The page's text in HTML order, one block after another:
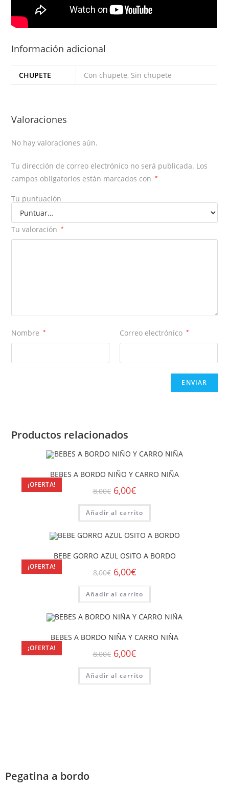
Información adicional
CHUPETE Con chupete, Sin chupete
Valoraciones
No hay valoraciones aún.
Tu dirección de correo electrónico no será publicada. Los
campos obligatorios están marcados con
*
Tu puntuación
Tu valoración *
Nombre * Correo electrónico *
Productos relacionados
¡OFERTA!
BEBES A BORDO NIÑO Y CARRO NIÑA
8,00€ 6,00€
Añadir al carrito
¡OFERTA!
BEBE GORRO AZUL OSITO A BORDO
8,00€ 6,00€
Añadir al carrito
¡OFERTA!
BEBES A BORDO NIÑA Y CARRO NIÑA
8,00€ 6,00€
Añadir al carrito
Pegatina a bordo